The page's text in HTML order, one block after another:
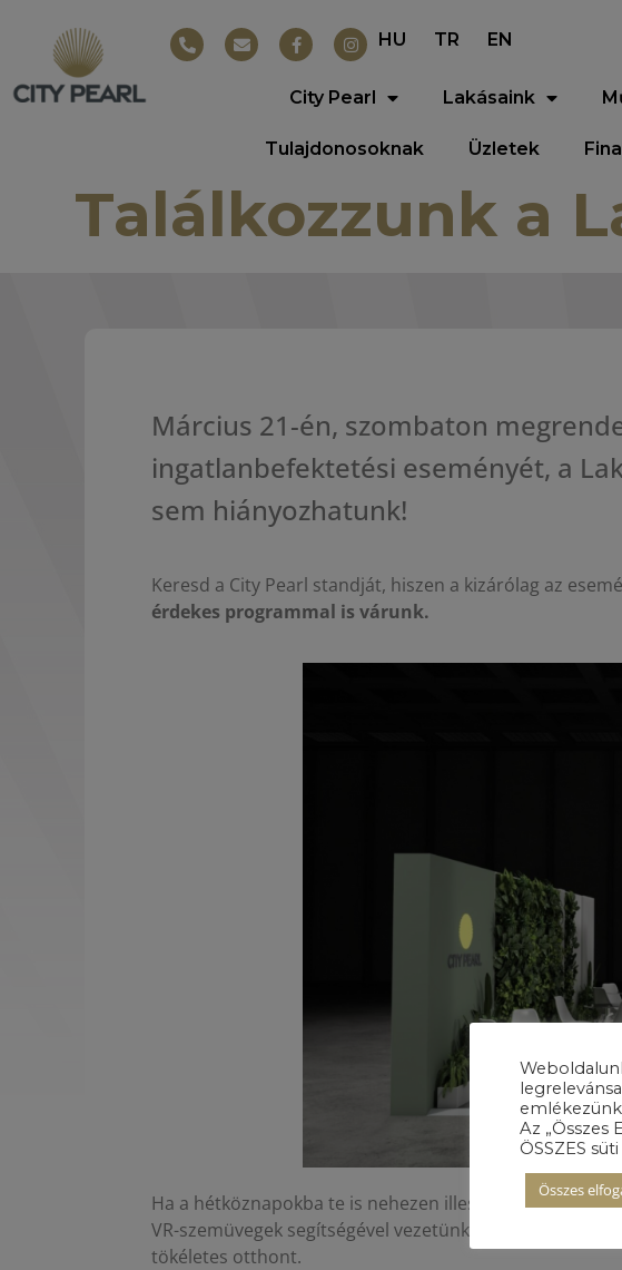
HU TR EN
City Pearl Lakásaink
Tulajdonosoknak Üzletek
Találkozzunk a
Március 21-én, szombaton
ingatlanbefektetési eseményét, a
sem hiányozhatunk!
Keresd a City Pearl standját, hiszen a kizárólag az
érdekes programmal is várunk.
Ha a hétköznapokba te is nehezen illesztesz be egy
VR-szemüvegek segítségével vezetünk körbe a City
tökéletes otthont.
Az „Összes
ÖSSZES
Összes